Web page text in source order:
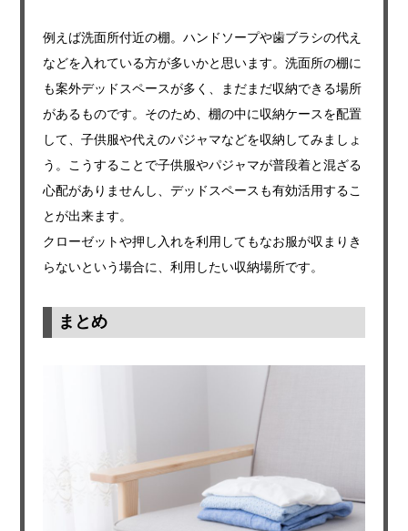
例えば洗面所付近の棚。ハンドソープや歯ブラシの代え
などを入れている方が多いかと思います。洗面所の棚に
も案外デッドスペースが多く、まだまだ収納できる場所
があるものです。そのため、棚の中に収納ケースを配置
して、子供服や代えのパジャマなどを収納してみましょ
う。こうすることで子供服やパジャマが普段着と混ざる
心配がありませんし、デッドスペースも有効活用するこ
とが出来ます。
クローゼットや押し入れを利用してもなお服が収まりき
らないという場合に、利用したい収納場所です。
まとめ